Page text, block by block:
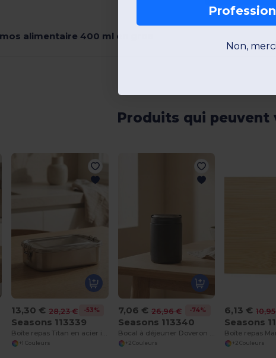
alimentaire 400 ml en gros
Produits qui peuvent
13,30 € 28,23 € -53%
Seasons 113339
+1 Couleurs
7,06 € 26,96 € -74%
Seasons 113340
+2 Couleurs
6,13 €
Seasons
Boîte repas
+2 Couleurs
Non, merci